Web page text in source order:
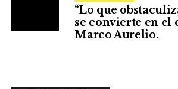
“Lo que
se convierte en el
Marco Aurelio.